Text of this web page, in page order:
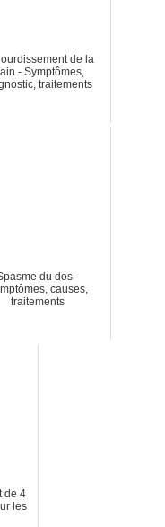
de la
- Symptômes,
traitements
du dos -
causes,
traitements
de 4
les